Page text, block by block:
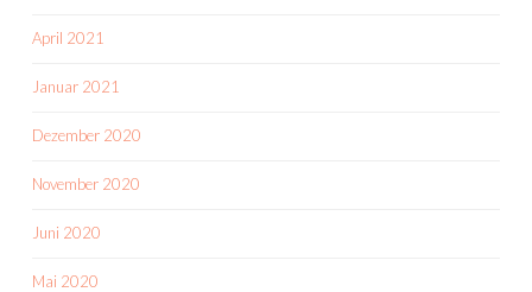
April 2021
Januar 2021
Dezember 2020
November 2020
Juni 2020
Mai 2020